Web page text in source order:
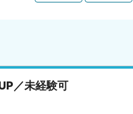
／未経験可